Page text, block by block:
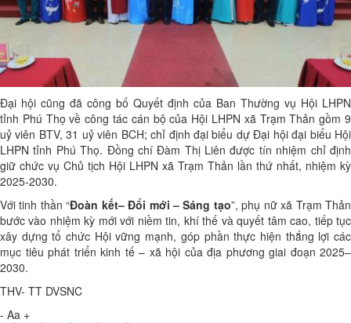
Đại hội cũng đã công bố Quyết định của Ban Thường vụ Hội LHPN
tỉnh Phú Thọ về công tác cán bộ của Hội LHPN xã Trạm Thản gồm 9
uỷ viên BTV, 31 uỷ viên BCH; chỉ định đại biểu dự Đại hội đại biểu Hội
LHPN tỉnh Phú Thọ. Đồng chí Đàm Thị Liên được tín nhiệm chỉ định
giữ chức vụ Chủ tịch Hội LHPN xã Trạm Thản lần thứ nhất, nhiệm kỳ
2025-2030.
Với tinh thần “Đoàn kết– Đổi mới – Sáng tạo”, phụ nữ xã Trạm Thản
bước vào nhiệm kỳ mới với niềm tin, khí thế và quyết tâm cao, tiếp tục
xây dựng tổ chức Hội vững mạnh, góp phần thực hiện thắng lợi các
mục tiêu phát triển kinh tế – xã hội của địa phương giai đoạn 2025–
2030.
THV- TT DVSNC
- Aa +